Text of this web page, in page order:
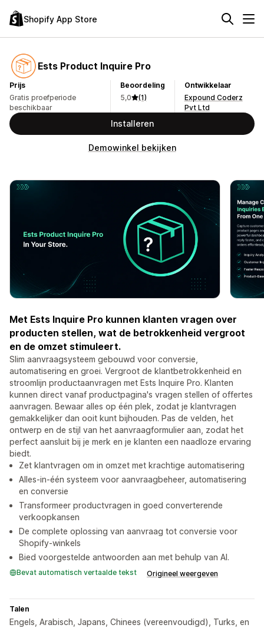
Shopify App Store
Ests Product Inquire Pro
Prijs
Gratis proefperiode
beschikbaar
Beoordeling
5,0
(1)
Ontwikkelaar
Expound Coderz
Pvt Ltd
Installeren
Demowinkel bekijken
Met Ests Inquire Pro kunnen klanten vragen over
producten stellen, wat de betrokkenheid vergroot
en de omzet stimuleert.
Slim aanvraagsysteem gebouwd voor conversie,
automatisering en groei. Vergroot de klantbetrokkenheid en
stroomlijn productaanvragen met Ests Inquire Pro. Klanten
kunnen direct vanaf productpagina's vragen stellen of offertes
aanvragen. Bewaar alles op één plek, zodat je klantvragen
gemakkelijker dan ooit kunt bijhouden. Pas de velden, het
ontwerp en de stijl van het aanvraagformulier aan, zodat het
perfect aansluit bij je merk en je klanten een naadloze ervaring
biedt.
Zet klantvragen om in omzet met krachtige automatisering
Alles-in-één systeem voor aanvraagbeheer, automatisering
en conversie
Transformeer productvragen in goed converterende
verkoopkansen
De complete oplossing van aanvraag tot conversie voor
Shopify-winkels
Bied voorgestelde antwoorden aan met behulp van AI.
Bevat automatisch vertaalde tekst Origineel weergeven
Talen
Engels, Arabisch, Japans, Chinees (vereenvoudigd), Turks, en